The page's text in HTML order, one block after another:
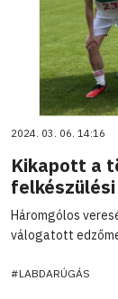
2024. 03. 06. 14:16
Kikapott a
Háromgólos
válogatott
#LABDARÚGÁS